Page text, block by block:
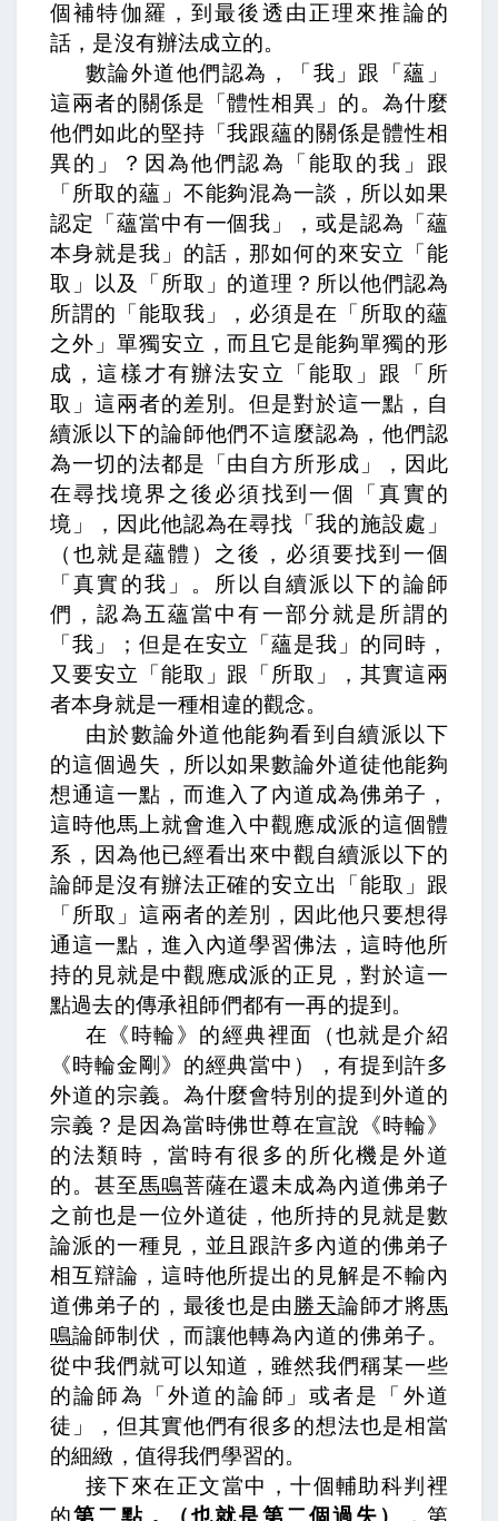
個補特伽羅，到最後透由正理來推論的
話，是沒有辦法成立的。
數論外道他們認為，「我」跟「蘊」
這兩者的關係是「體性相異」的。為什麼
他們如此的堅持「我跟蘊的關係是體性相
異的」？因為他們認為「能取的我」跟
「所取的蘊」不能夠混為一談，所以如果
認定「蘊當中有一個我」，或是認為「蘊
本身就是我」的話，那如何的來安立「能
取」以及「所取」的道理？所以他們認為
所謂的「能取我」，必須是在「所取的蘊
之外」單獨安立，而且它是能夠單獨的形
成，這樣才有辦法安立「能取」跟「所
取」這兩者的差別。但是對於這一點，自
續派以下的論師他們不這麼認為，他們認
為一切的法都是「由自方所形成」，因此
在尋找境界之後必須找到一個「真實的
境」，因此他認為在尋找「我的施設處」
（也就是蘊體）之後，必須要找到一個
「真實的我」。所以自續派以下的論師
們，認為五蘊當中有一部分就是所謂的
「我」；但是在安立「蘊是我」的同時，
又要安立「能取」跟「所取」，其實這兩
者本身就是一種相違的觀念。
由於數論外道他能夠看到自續派以下
的這個過失，所以如果數論外道徒他能夠
想通這一點，而進入了內道成為佛弟子，
這時他馬上就會進入中觀應成派的這個體
系，因為他已經看出來中觀自續派以下的
論師是沒有辦法正確的安立出「能取」跟
「所取」這兩者的差別，因此他只要想得
通這一點，進入內道學習佛法，這時他所
持的見就是中觀應成派的正見，對於這一
點過去的傳承袓師們都有一再的提到。
在《時輪》的經典裡面（也就是介紹
《時輪金剛》的經典當中），有提到許多
外道的宗義。為什麼會特別的提到外道的
宗義？是因為當時佛世尊在宣說《時輪》
的法類時，當時有很多的所化機是外道
的。甚至馬鳴菩薩在還未成為內道佛弟子
之前也是一位外道徒，他所持的見就是數
論派的一種見，並且跟許多內道的佛弟子
相互辯論，這時他所提出的見解是不輸內
道佛弟子的，最後也是由 勝天論師才將馬
鳴論師制伏，而讓他轉為內道的佛弟子。
從中我們就可以知道，雖然我們稱某一些
的論師為「外道的論師」或者是「外道
徒」，但其實他們有很多的想法也是相當
的細緻，值得我們學習的。
接下來在正文當中，十個輔助科判裡
的第二點，（也就是第二個過失） ， 第